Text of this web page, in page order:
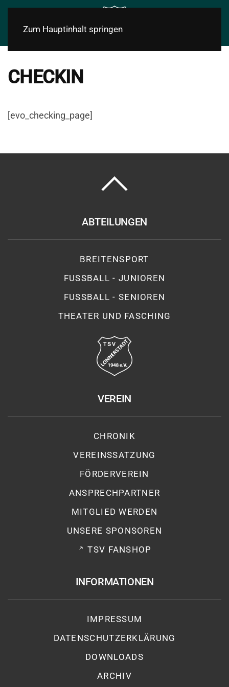
Zum Hauptinhalt springen
CHECKIN
[evo_checking_page]
ABTEILUNGEN
BREITENSPORT
FUSSBALL - JUNIOREN
FUSSBALL - SENIOREN
THEATER UND FASCHING
VEREIN
CHRONIK
VEREINSSATZUNG
FÖRDERVEREIN
ANSPRECHPARTNER
MITGLIED WERDEN
UNSERE SPONSOREN
TSV FANSHOP
INFORMATIONEN
IMPRESSUM
DATENSCHUTZ­ERKLÄRUNG
DOWNLOADS
ARCHIV